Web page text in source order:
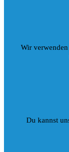
Wir
Du kannst